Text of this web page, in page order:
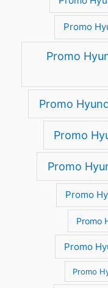
Promo
Promo
Promo
Promo
Promo
Promo
Promo
Promo
Promo